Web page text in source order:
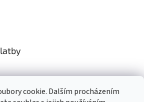
cookie. Dalším procházením